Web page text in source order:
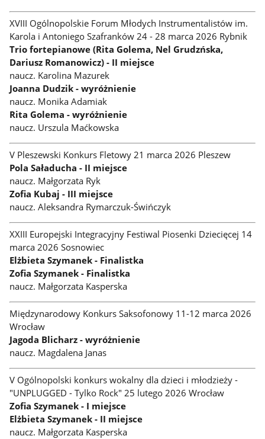
XVIII Ogólnopolskie Forum Młodych Instrumentalistów im.
Karola i Antoniego Szafranków 24 - 28 marca 2026 Rybnik
Trio fortepianowe (Rita Golema, Nel Grudzńska,
Dariusz Romanowicz) - II miejsce
naucz. Karolina Mazurek
Joanna Dudzik - wyróżnienie
naucz. Monika Adamiak
Rita Golema - wyróżnienie
naucz. Urszula Maćkowska
V Pleszewski Konkurs Fletowy 21 marca 2026 Pleszew
Pola Saładucha - II miejsce
naucz. Małgorzata Ryk
Zofia Kubaj - III miejsce
naucz. Aleksandra Rymarczuk-Świńczyk
XXIII Europejski Integracyjny Festiwal Piosenki Dziecięcej 14
marca 2026 Sosnowiec
Elżbieta Szymanek - Finalistka
Zofia Szymanek - Finalistka
naucz. Małgorzata Kasperska
Międzynarodowy Konkurs Saksofonowy 11-12 marca 2026
Wrocław
Jagoda Blicharz - wyróżnienie
naucz. Magdalena Janas
V Ogólnopolski konkurs wokalny dla dzieci i młodzieży -
"UNPLUGGED - Tylko Rock" 25 lutego 2026 Wrocław
Zofia Szymanek - I miejsce
Elżbieta Szymanek - II miejsce
naucz. Małgorzata Kasperska